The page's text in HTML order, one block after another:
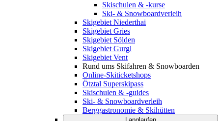
Skischulen & -kurse
Ski- & Snowboardverleih
Skigebiet Niederthai
Skigebiet Gries
Skigebiet Sölden
Skigebiet Gurgl
Skigebiet Vent
Rund ums Skifahren & Snowboarden
Online-Skiticketshops
Ötztal Superskipass
Skischulen & -guides
Ski- & Snowboardverleih
Berggastronomie & Skihütten